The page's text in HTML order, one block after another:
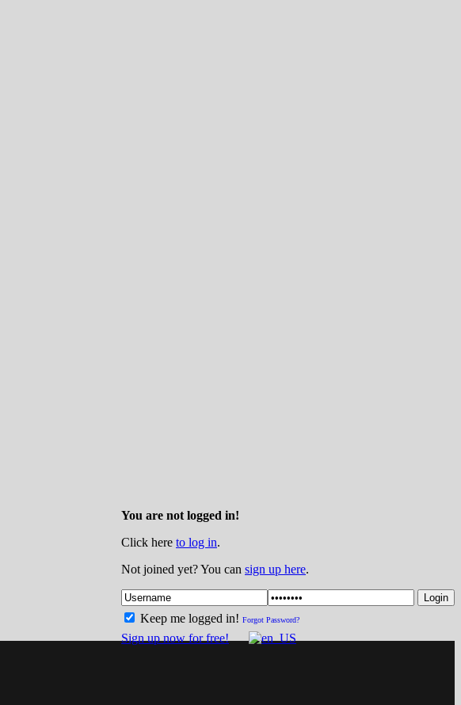
You are not logged in!
Click here to log in.
Not joined yet? You can sign up here.
Login
Keep me logged in! Forgot Password?
Sign up now for free!